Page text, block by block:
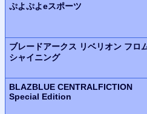
ぷよぷよeスポーツ
ブレードアークス リベリオン フロ
シャイニング
BLAZBLUE CENTRALFICTION
Special Edition